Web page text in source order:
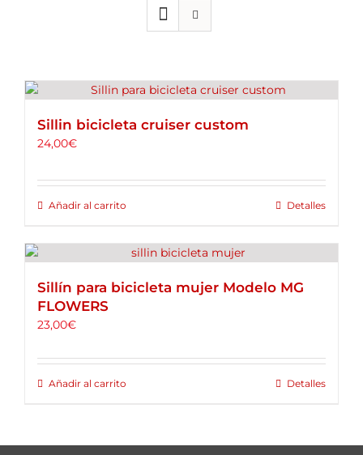
ALQUILER DE BICICLETAS
BLOG
Sillin bicicleta cruiser custom
24,00€
Añadir al carrito Detalles
Sillín para bicicleta mujer Modelo MG
FLOWERS
23,00€
Añadir al carrito Detalles